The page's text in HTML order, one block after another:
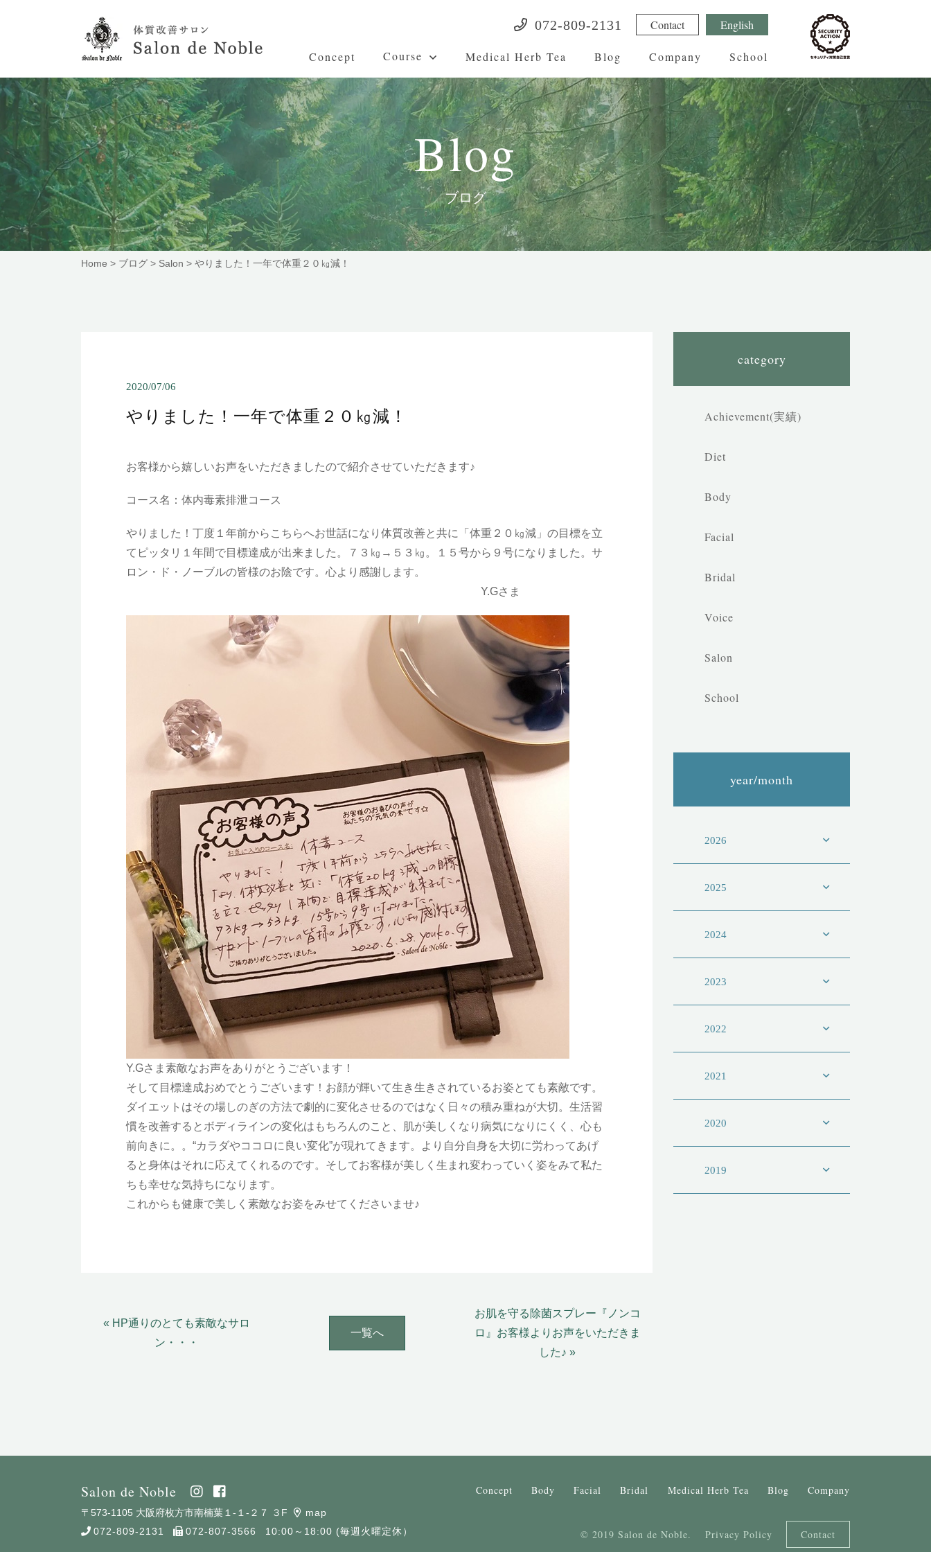
072-809-2131 Contact English
Concept Course Medical Herb Tea Blog Company School
Blog
ブログ
Home > ブログ > Salon > やりました！一年で体重２０㎏減！
2020/07/06
やりました！一年で体重２０㎏減！
お客様から嬉しいお声をいただきましたので紹介させていただきます♪
コース名：体内毒素排泄コース
やりました！丁度１年前からこちらへお世話になり体質改善と共に「体重２０㎏減」の目標を立
てピッタリ１年間で目標達成が出来ました。７３㎏→５３㎏。１５号から９号になりました。サ
ロン・ド・ノーブルの皆様のお陰です。心より感謝します。
Y.Gさま
Y.Gさま素敵なお声をありがとうございます！
そして目標達成おめでとうございます！お顔が輝いて生き生きされているお姿とても素敵です。
ダイエットはその場しのぎの方法で劇的に変化させるのではなく日々の積み重ねが大切。生活習
慣を改善するとボディラインの変化はもちろんのこと、肌が美しくなり病気になりにくく、心も
前向きに。。“カラダやココロに良い変化”が現れてきます。より自分自身を大切に労わってあげ
ると身体はそれに応えてくれるのです。そしてお客様が美しく生まれ変わっていく姿をみて私た
ちも幸せな気持ちになります。
これからも健康で美しく素敵なお姿をみせてくださいませ♪
« HP通りのとても素敵なサロ
ン・・・
一覧へ
お肌を守る除菌スプレー『ノンコ
ロ』お客様よりお声をいただきま
した♪ »
category
Achievement(実績)
Diet
Body
Facial
Bridal
Voice
Salon
School
year/month
2026
2025
2024
2023
2022
2021
2020
2019
Salon de Noble
〒573-1105 大阪府枚方市南楠葉１-１-２７ ３F
map
072-809-2131
072-807-3566 10:00～18:00 (毎週火曜定休）
Concept Body Facial Bridal Medical Herb Tea Blog Company
© 2019 Salon de Noble. Privacy Policy Contact